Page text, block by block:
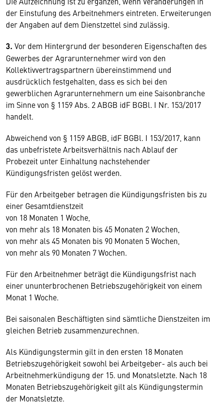
der Einstufung des Arbeitnehmers eintreten. Erweiterungen
der Angaben auf dem Dienstzettel sind zulässig.
3. Vor dem Hintergrund der besonderen Eigenschaften des
Gewerbes der Agrarunternehmer wird von den
Kollektivvertragspartnern übereinstimmend und
ausdrücklich festgehalten, dass es sich bei den
gewerblichen Agrarunternehmern um eine Saisonbranche
im Sinne von § 1159 Abs. 2 ABGB idF BGBl. I Nr. 153/2017
handelt.
Abweichend von § 1159 ABGB, idF BGBl. I 153/2017, kann
das unbefristete Arbeitsverhältnis nach Ablauf der
Probezeit unter Einhaltung nachstehender
Kündigungsfristen gelöst werden.
Für den Arbeitgeber betragen die Kündigungsfristen bis zu
einer Gesamtdienstzeit
von 18 Monaten 1 Woche,
von mehr als 18 Monaten bis 45 Monaten 2 Wochen,
von mehr als 45 Monaten bis 90 Monaten 5 Wochen,
von mehr als 90 Monaten 7 Wochen.
Für den Arbeitnehmer beträgt die Kündigungsfrist nach
einer ununterbrochenen Betriebszugehörigkeit von einem
Monat 1 Woche.
Bei saisonalen Beschäftigten sind sämtliche Dienstzeiten im
gleichen Betrieb zusammenzurechnen.
Als Kündigungstermin gilt in den ersten 18 Monaten
Betriebszugehörigkeit sowohl bei Arbeitgeber- als auch bei
Arbeitnehmerkündigung der 15. und Monatsletzte. Nach 18
Monaten Betriebszugehörigkeit gilt als Kündigungstermin
der Monatsletzte.